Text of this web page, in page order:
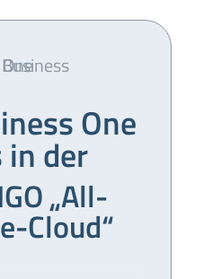
One
in der
„All-
Cloud“